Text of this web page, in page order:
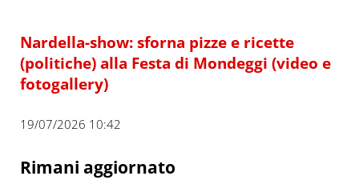
Nardella-show: sforna pizze e ricette
(politiche) alla Festa di Mondeggi (video e
fotogallery)
19/07/2026 10:42
Rimani aggiornato